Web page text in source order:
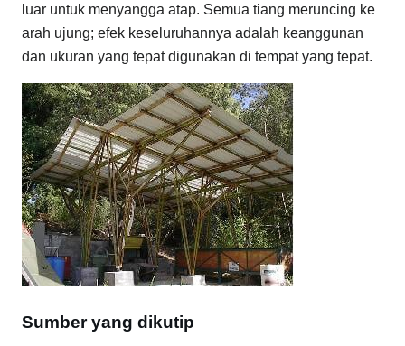
luar untuk menyangga atap. Semua tiang meruncing ke
arah ujung; efek keseluruhannya adalah keanggunan
dan ukuran yang tepat digunakan di tempat yang tepat.
Sumber yang dikutip